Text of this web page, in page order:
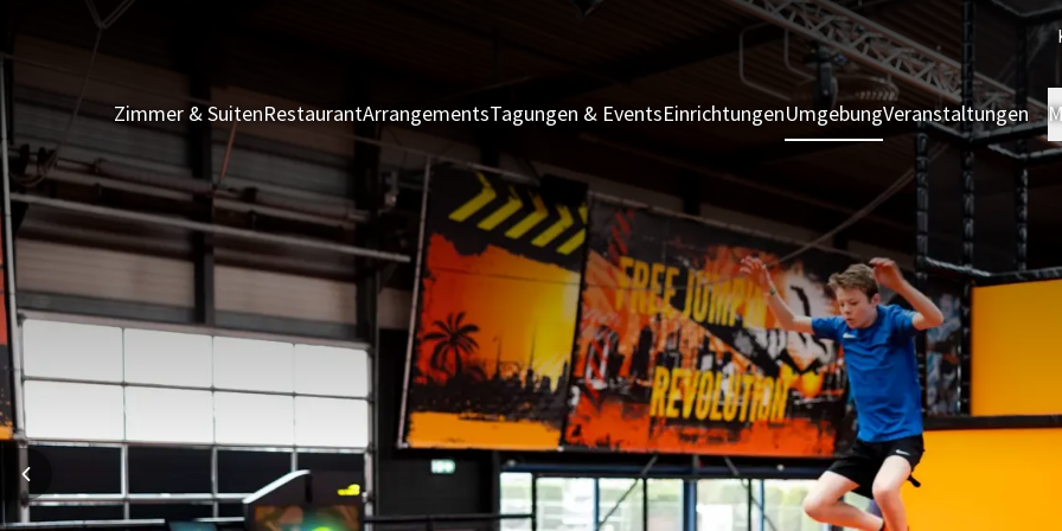
Zimmer & SuitenRestaurantArrangementsTagungen & EventsEinrichtungenUmgebungVeranstaltungen